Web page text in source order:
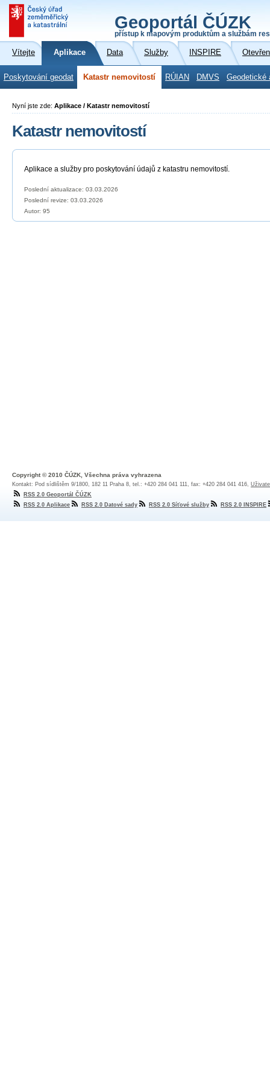
Geoportál ČÚZK
přístup k mapovým produktům a službám
Vítejte Aplikace Data Služby INSPIRE
Poskytování geodat Katastr nemovitostí RÚIAN DMVS Geodetické
Nyní jste zde: Aplikace / Katastr nemovitostí
Katastr nemovitostí
Aplikace a služby pro poskytování údajů z katastru nemovitostí.
Poslední aktualizace: 03.03.2026
Poslední revize: 03.03.2026
Autor: 95
Copyright © 2010 ČÚZK, Všechna práva vyhrazena
Kontakt: Pod sídlištěm 9/1800, 182 11 Praha 8, tel.: +420 284 041 111, fax: +420 284 041 416,
RSS 2.0 Geoportál ČÚZK
RSS 2.0 Aplikace
RSS 2.0 Datové sady RSS 2.0 Síťové služby RSS 2.0 INSPIRE